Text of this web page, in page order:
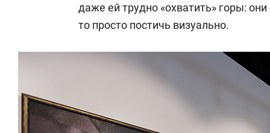
даже ей трудно «охватить» горы:
то просто постичь визуально.